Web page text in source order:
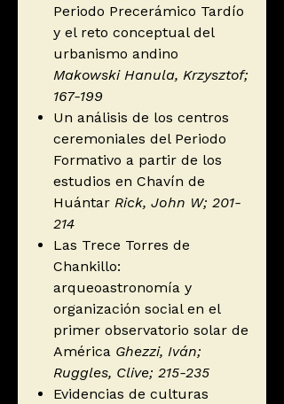
Periodo Precerámico Tardío
y el reto conceptual del
urbanismo andino
Makowski Hanula, Krzysztof;
167-199
Un análisis de los centros
ceremoniales del Periodo
Formativo a partir de los
estudios en Chavín de
Huántar Rick, John W; 201-
214
Las Trece Torres de
Chankillo:
arqueoastronomía y
organización social en el
primer observatorio solar de
América Ghezzi, Iván;
Ruggles, Clive; 215-235
Evidencias de culturas